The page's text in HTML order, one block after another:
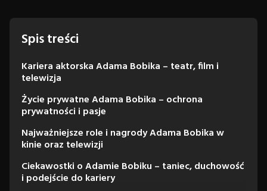
Spis treści
Kariera aktorska Adama Bobika – teatr, film i
telewizja
Życie prywatne Adama Bobika – ochrona
prywatności i pasje
Najważniejsze role i nagrody Adama Bobika w
kinie oraz telewizji
Ciekawostki o Adamie Bobiku – taniec, duchowość
i podejście do kariery